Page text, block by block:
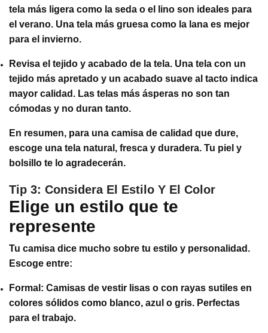
tela más ligera como la seda o el lino son ideales para
el verano. Una tela más gruesa como la lana es mejor
para el invierno.
Revisa el tejido y acabado de la tela. Una tela con un
tejido más apretado y un acabado suave al tacto indica
mayor calidad. Las telas más ásperas no son tan
cómodas y no duran tanto.
En resumen, para una camisa de calidad que dure,
escoge una tela natural, fresca y duradera. Tu piel y
bolsillo te lo agradecerán.
Tip 3: Considera El Estilo Y El Color
Elige un estilo que te
represente
Tu camisa dice mucho sobre tu estilo y personalidad.
Escoge entre:
Formal: Camisas de vestir lisas o con rayas sutiles en
colores sólidos como blanco, azul o gris. Perfectas
para el trabajo.